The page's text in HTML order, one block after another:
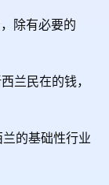
除有必要的
兰民在的钱，
的基础性行业